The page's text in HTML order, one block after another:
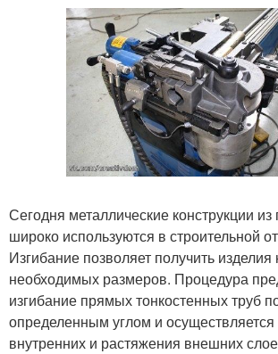
Сегодня металлические конструкции из
широко используются в строительной
Изгибание позволяет получить
необходимых размеров. Процедура
изгибание прямых тонкостенных труб
определенным углом и
внутренних и растяжения внешних